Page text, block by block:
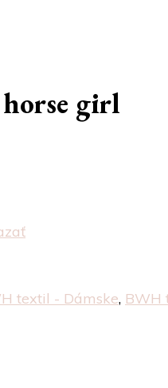
girl
textil - Dámske, BWH